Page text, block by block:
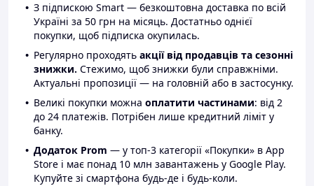
З підпискою Smart — безкоштовна доставка по всій
Україні за 50 грн на місяць. Достатньо однієї
покупки, щоб підписка окупилась.
Регулярно проходять акції від продавців та сезонні
знижки. Стежимо, щоб знижки були справжніми.
Актуальні пропозиції — на головній або в застосунку.
Великі покупки можна оплатити частинами: від 2
до 24 платежів. Потрібен лише кредитний ліміт у
банку.
Додаток Prom — у топ-3 категорії «Покупки» в App
Store і має понад 10 млн завантажень у Google Play.
Купуйте зі смартфона будь-де і будь-коли.